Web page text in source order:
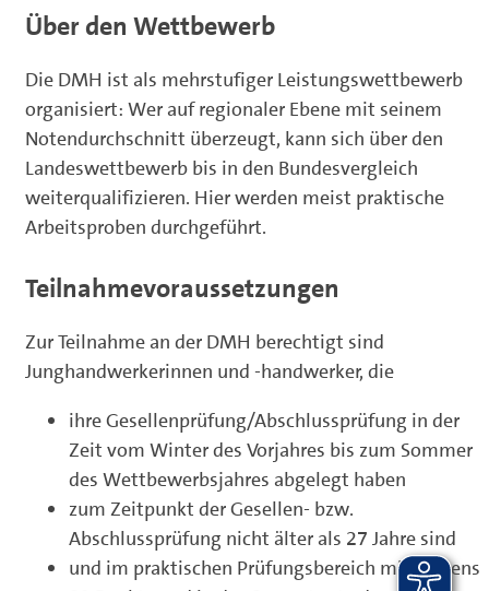
Über den Wettbewerb
Die DMH ist als mehrstufiger Leistungswettbewerb
organisiert: Wer auf regionaler Ebene mit seinem
Notendurchschnitt überzeugt, kann sich über den
Landeswettbewerb bis in den Bundesvergleich
weiterqualifizieren. Hier werden meist praktische
Arbeitsproben durchgeführt.
Teilnahmevoraussetzungen
Zur Teilnahme an der DMH berechtigt sind
Junghandwerkerinnen und -handwerker, die
ihre Gesellenprüfung/Abschlussprüfung in der
Zeit vom Winter des Vorjahres bis zum Sommer
des Wettbewerbsjahres abgelegt haben
zum Zeitpunkt der Gesellen- bzw.
Abschlussprüfung nicht älter als 27 Jahre sind
und im praktischen Prüfungsbereich mindestens